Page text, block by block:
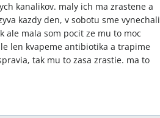
kanalikov. maly ich ma zrastene a
kazdy den, v sobotu sme vynechali
ale mala som pocit ze mu to moc
len kvapeme antibiotika a trapime
tak mu to zasa zrastie. ma to